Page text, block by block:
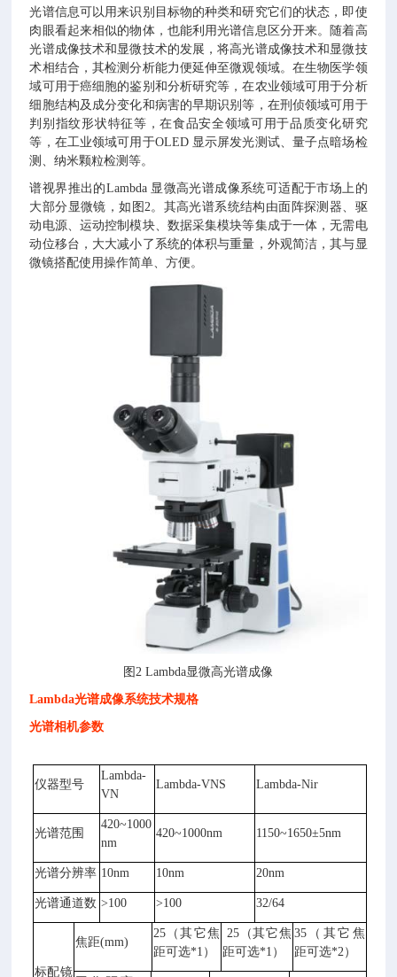
光谱信息可以用来识别目标物的种类和研究它们的状态，即使
肉眼看起来相似的物体，也能利用光谱信息区分开来。随着高
光谱成像技术和显微技术的发展，将高光谱成像技术和显微技
术相结合，其检测分析能力便延伸至微观领域。在生物医学领
域可用于癌细胞的鉴别和分析研究等，在农业领域可用于分析
细胞结构及成分变化和病害的早期识别等，在刑侦领域可用于
判别指纹形状特征等，在食品安全领域可用于品质变化研究
等，在工业领域可用于OLED 显示屏发光测试、量子点暗场检
测、纳米颗粒检测等。
谱视界推出的Lambda 显微高光谱成像系统可适配于市场上的
大部分显微镜，如图2。其高光谱系统结构由面阵探测器、驱
动电源、运动控制模块、数据采集模块等集成于一体，无需电
动位移台，大大减小了系统的体积与重量，外观简洁，其与显
微镜搭配使用操作简单、方便。
图2 Lambda显微高光谱成像
Lambda光谱成像系统技术规格
光谱相机参数
仪器型号
Lambda-
VN
Lambda-VNS Lambda-Nir
光谱范围
420~1000
nm
420~1000nm 1150~1650±5nm
光谱分辨率 10nm 10nm 20nm
光谱通道数 >100 >100 32/64
标配镜
焦距(mm)
25（其它焦
距可选*1）
25（其它焦
距可选*1）
35（其它焦
距可选*2）